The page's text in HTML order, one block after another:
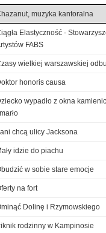
muzyka kantoralna
Elastyczność -
FABS
wielkiej warszawskiej
honoris causa
wypadło z okna
chcą ulicy Jacksona
idzie do piachu
w sobie stare emocje
na fort
Dolinę i Rzymowskiego
rodzinny w Kampinosie